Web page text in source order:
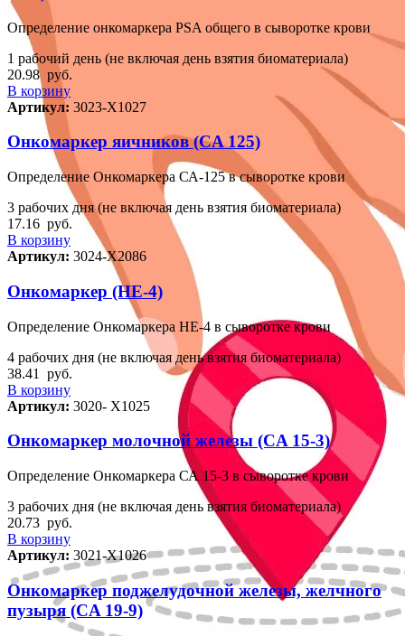
Определение онкомаркера PSA общего в сыворотке крови
1 рабочий день (не включая день взятия биоматериала)
20.98 руб.
В корзину
Артикул: 3023-Х1027
Онкомаркер яичников (CA 125)
Определение Онкомаркера СА-125 в сыворотке крови
3 рабочих дня (не включая день взятия биоматериала)
17.16 руб.
В корзину
Артикул: 3024-Х2086
Онкомаркер (HE-4)
Определение Онкомаркера НЕ-4 в сыворотке крови
4 рабочих дня (не включая день взятия биоматериала)
38.41
руб.
В корзину
Артикул: 3020- Х1025
Онкомаркер молочной железы (CA 15-3)
Определение Онкомаркера СА 15-3 в сыворотке крови
3 рабочих дня (не включая день взятия биоматериала)
20.73 руб.
В корзину
Артикул: 3021-Х1026
Онкомаркер поджелудочной железы, желчного
пузыря (CA 19-9)